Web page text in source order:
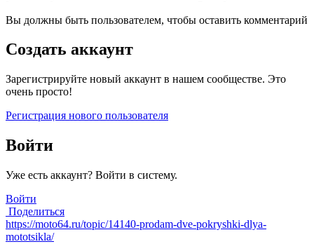
Вы должны быть пользователем, чтобы оставить комментарий
Создать аккаунт
Зарегистрируйте новый аккаунт в нашем сообществе. Это
очень просто!
Регистрация нового пользователя
Войти
Уже есть аккаунт? Войти в систему.
Войти
Поделиться
https://moto64.ru/topic/14140-prodam-dve-pokryshki-dlya-
mototsikla/